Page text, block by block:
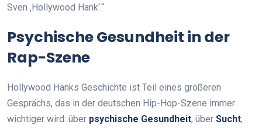
Sven ‚Hollywood Hank‘.“
Psychische Gesundheit in der
Rap-Szene
Hollywood Hanks Geschichte ist Teil eines größeren
Gesprächs, das in der deutschen Hip-Hop-Szene immer
wichtiger wird: über psychische Gesundheit, über Sucht,